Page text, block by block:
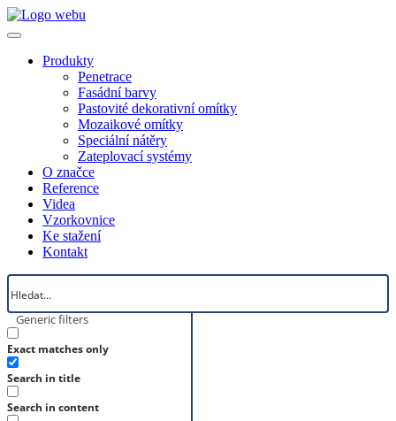
Produkty
Penetrace
Fasádní barvy
Pastovité dekorativní omítky
Mozaikové omítky
Speciální nátěry
Zateplovací systémy
O značce
Reference
Videa
Vzorkovnice
Ke stažení
Kontakt
Generic filters
Exact matches only
Search in title
Search in content